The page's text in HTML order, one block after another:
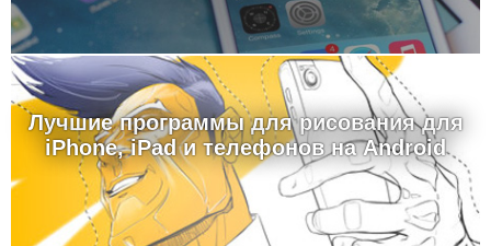
Лучшие программы для рисования для
iPhone, iPad и телефонов на Android